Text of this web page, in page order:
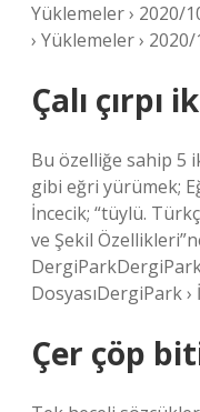
Yüklemeler › 2020/
› Yüklemeler › 2020/
Çalı çırpı
Bu özelliğe sahip 5
gibi eğri yürümek;
İncecik; “tüylü.
ve Şekil
DosyasıDergiPark ›
Çer çöp